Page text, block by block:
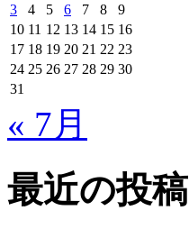
3
4 5 6 7 8
9
10 11 12 13 14 15 16
17 18 19 20 21 22 23
24 25 26 27 28 29 30
31
« 7月
最近の投稿